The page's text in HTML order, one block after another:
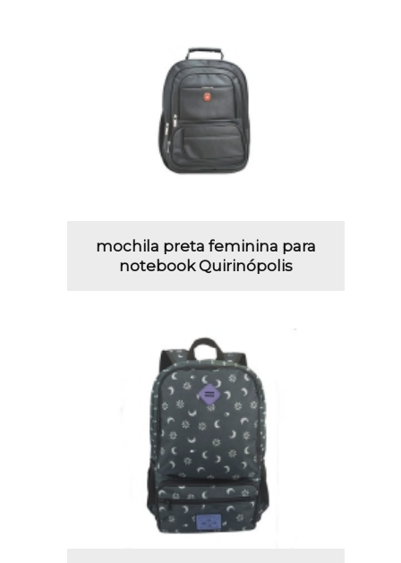
mochila preta feminina para
notebook Quirinópolis